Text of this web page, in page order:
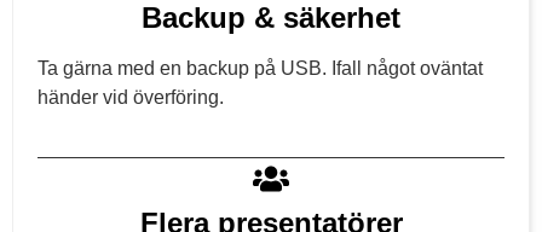
Backup & säkerhet
Ta gärna med en backup på USB. Ifall något oväntat
händer vid överföring.
Flera presentatörer